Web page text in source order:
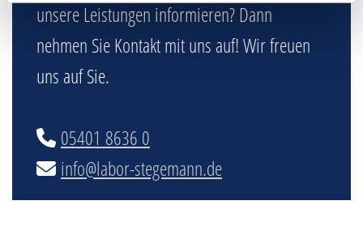
unsere Leistungen informieren? Dann
nehmen Sie Kontakt mit uns auf! Wir freuen
uns auf Sie.
 05401 8636 0
 info@labor-stegemann.de